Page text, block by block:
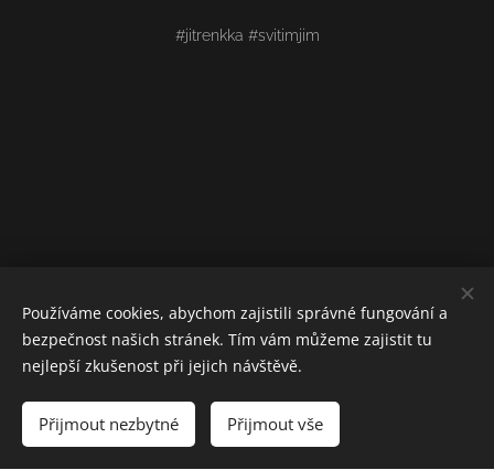
#jitrenkka #svitimjim
Vytvořeno službou Webnode
Používáme cookies, abychom zajistili správné fungování a
bezpečnost našich stránek. Tím vám můžeme zajistit tu
nejlepší zkušenost při jejich návštěvě.
Přijmout nezbytné Přijmout vše